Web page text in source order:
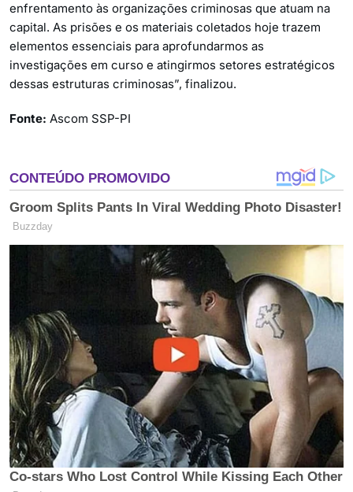
enfrentamento às organizações criminosas que atuam na
capital. As prisões e os materiais coletados hoje trazem
elementos essenciais para aprofundarmos as
investigações em curso e atingirmos setores estratégicos
dessas estruturas criminosas”, finalizou.
Fonte: Ascom SSP-PI